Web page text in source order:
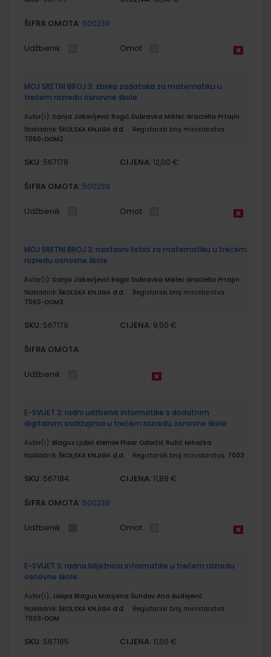
ŠIFRA OMOTA: 500239
Udžbenik Omot
MOJ SRETNI BROJ 3; zbirka zadataka za matematiku u
trećem razredu osnovne škole
Autor(i): Sanja Jakovljević Rogić Dubravka Miklec Graciella Prtajin
Nakladnik: ŠKOLSKA KNJIGA d.d.
Registarski broj ministarstva:
7060-DOM2
SKU: 567178 CIJENA: 12,00 €
ŠIFRA OMOTA: 500239
Udžbenik Omot
MOJ SRETNI BROJ 3; nastavni listići za matematiku u trećem
razredu osnovne škole
Autor(i): Sanja Jakovljević Rogić Dubravka Miklec Graciella Prtajin
Nakladnik: ŠKOLSKA KNJIGA d.d.
Registarski broj ministarstva:
7060-DOM3
SKU: 567179 CIJENA: 9,50 €
ŠIFRA OMOTA:
Udžbenik
E-SVIJET 3; radni udžbenik informatike s dodatnim
digitalnim sadržajima u trećem razredu osnovne škole
Autor(i): Blagus Ljubić Klemše Flisar Odorčić Ružić Mihočka
Nakladnik: ŠKOLSKA KNJIGA d.d. Registarski broj ministarstva: 7003
SKU: 567184 CIJENA: 11,88 €
ŠIFRA OMOTA: 500239
Udžbenik Omot
E-SVIJET 3; radna bilježnica informatike u trećem razredu
osnovne škole
Autor(i): Josipa Blagus Marijana Šundov Ana Budojević
Nakladnik: ŠKOLSKA KNJIGA d.d.
Registarski broj ministarstva:
7003-DOM
SKU: 567185 CIJENA: 11,50 €